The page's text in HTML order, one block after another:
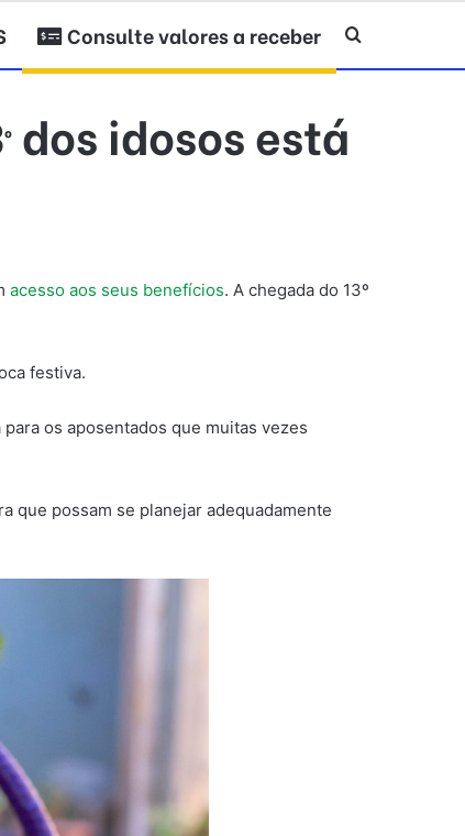
Consulte valores a receber Procurar por
dos idosos está
acesso aos seus benefícios. A chegada do 13º
festiva.
os aposentados que muitas vezes
que possam se planejar adequadamente